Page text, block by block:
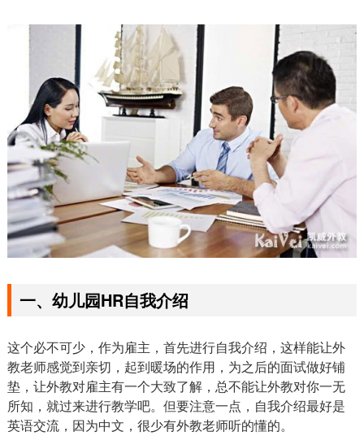
一、幼儿园HR自我介绍
这个必不可少，作为雇主，首先进行自我介绍，这样能让外
教老师感觉到亲切，起到暖场的作用，为之后的面试做好铺
垫，让外教对雇主有一个大致了解，总不能让外教对你一无
所知，就过来进行教学吧。但要注意一点，自我介绍最好是
英语交流，因为中文，很少有外教老师听的懂的。